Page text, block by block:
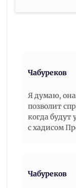
Чабуреков
Я думаю, она
позволит
когда будут
Чабуреков